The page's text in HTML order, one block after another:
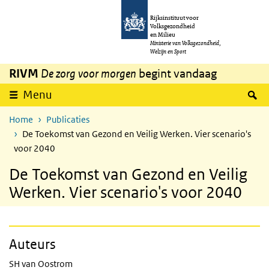
Overslaan en naar de inhoud gaan
Rijksinstituut voor
Volksgezondheid
en Milieu
Ministerie van Volksgezondheid,
Welzijn en Sport
RIVM De zorg voor morgen begint vandaag
Menu
Home
Publicaties
De Toekomst van Gezond en Veilig Werken. Vier scenario's
voor 2040
De Toekomst van Gezond en Veilig
Werken. Vier scenario's voor 2040
Auteurs
SH van Oostrom